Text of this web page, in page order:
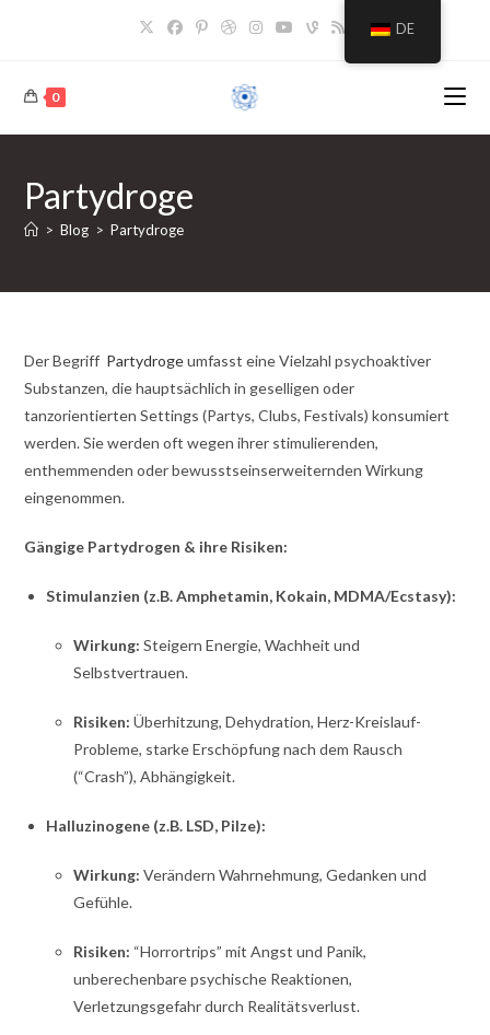
0
Partydroge
> Blog > Partydroge
Der Begriff Partydrogeumfasst eine Vielzahl psychoaktiver
Substanzen, die hauptsächlich in geselligen oder
tanzorientierten Settings (Partys, Clubs, Festivals) konsumiert
werden. Sie werden oft wegen ihrer stimulierenden,
enthemmenden oder bewusstseinserweiternden Wirkung
eingenommen.
Gängige Partydrogen & ihre Risiken:
Stimulanzien (z.B. Amphetamin, Kokain, MDMA/Ecstasy):
Wirkung: Steigern Energie, Wachheit und
Selbstvertrauen.
Risiken: Überhitzung, Dehydration, Herz-Kreislauf-
Probleme, starke Erschöpfung nach dem Rausch
(“Crash”), Abhängigkeit.
Halluzinogene (z.B. LSD, Pilze):
Wirkung: Verändern Wahrnehmung, Gedanken und
Gefühle.
Risiken: “Horrortrips” mit Angst und Panik,
unberechenbare psychische Reaktionen,
Verletzungsgefahr durch Realitätsverlust.
DE